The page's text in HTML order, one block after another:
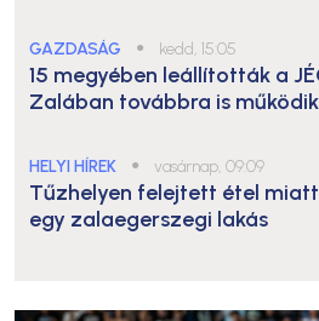
GAZDASÁG ● kedd, 15:05
15 megyében leállították a
Zalában továbbra is működik
HELYI HÍREK ● vasárnap, 09:09
Tűzhelyen felejtett étel
egy zalaegerszegi lakás